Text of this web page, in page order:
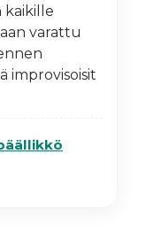
kaikille
varattu
improvisoisit